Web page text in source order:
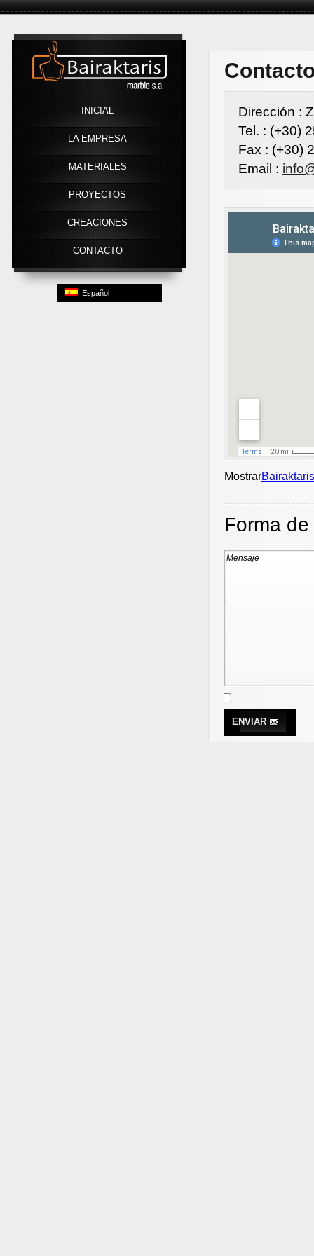
INICIAL
LA EMPRESA
MATERIALES
PROYECTOS
CREACIONES
CONTACTO
Español
Dirección :
Tel. : (+30)
Fax : (+30)
Email :
Mostrar
Forma
ENVIAR